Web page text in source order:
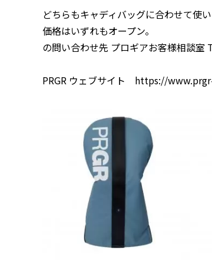
どちらもキャディバッグに合わせて使い
価格はいずれもオープン。
の問い合わせ先 プロギアお客様相談室
PRGR ウェブサイト https://